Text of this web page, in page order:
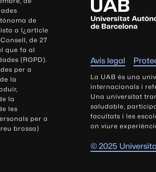
de
a l¿article
de 27
que fa al
(RGPD).
per a
la
la
les
per a
brossa)
n
i
s
i
t
a
t
A
u
t
ò
Avís legal
La UAB és una
internacionals i
Una universitat
saludable,
facultats i les
on viure
© 2025